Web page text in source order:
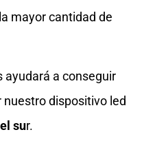
mayor cantidad de
ayudará a conseguir
dispositivo led
sur.